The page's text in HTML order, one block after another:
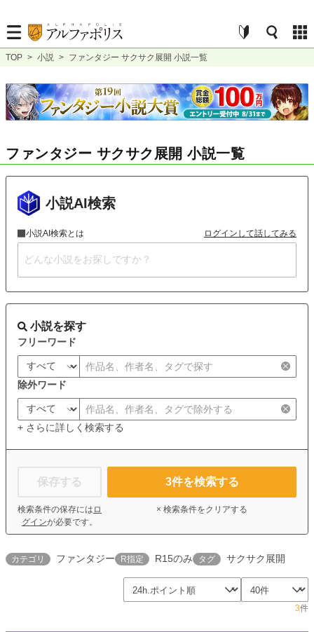
TOP > 小説 > ファンタジー サクサク展開 小説一覧
ファンタジー サクサク展開 小説一覧
小説AI検索
小説AI検索とは ログインして話してみる
小説を探す
フリーワード
除外ワード
+ さらに詳しく検索する
保存する
検索条件の保存には ロ
グインが必要です。
3件を検索する
× 検索条件をクリアする
カテゴリ ファンタジー R指定 R15のみ タグ サクサク展開
3件